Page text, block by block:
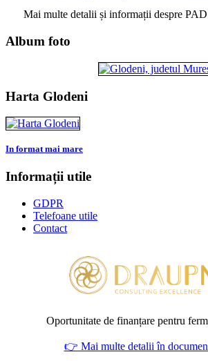
Mai multe detalii și informații despre
Album foto
Harta Glodeni
In format mai mare
Informații utile
GDPR
Telefoane utile
Contact
Oportunitate de finanțare pentru
👉 Mai multe detalii în